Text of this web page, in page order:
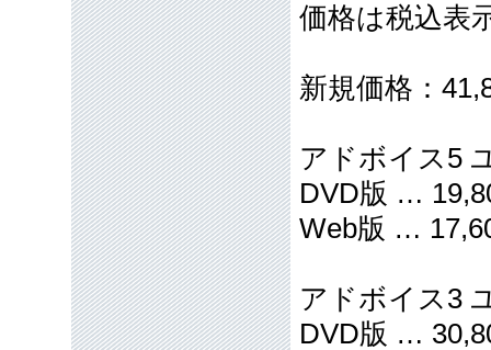
価格は税込表
新規価格：
アドボイス5
DVD版 …
Web版 …
アドボイス3
DVD版 …